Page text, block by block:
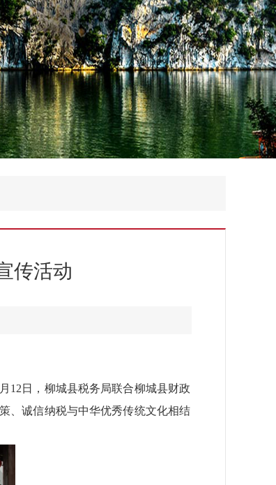
传活动
12日，柳城县税务局联合柳城县财政
、诚信纳税与中华优秀传统文化相结